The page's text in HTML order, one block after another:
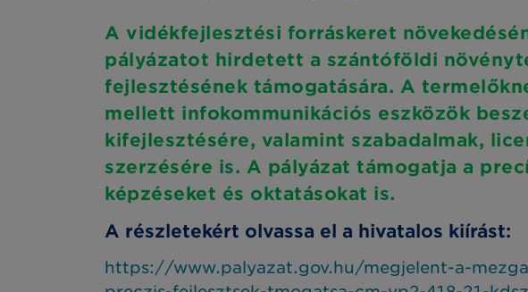
A vidékfejlesztési forráskeret
pályázatot hirdetett a szántóföldi
fejlesztésének támogatására. A
mellett infokommunikációs eszközök
kifejlesztésére, valamint szabadalmak,
szerzésére is. A pályázat támogatja a
képzéseket és oktatásokat is.
A részletekért olvassa el a hivatalos kiírást:
https://www.palyazat.gov.hu/megjelent-a-